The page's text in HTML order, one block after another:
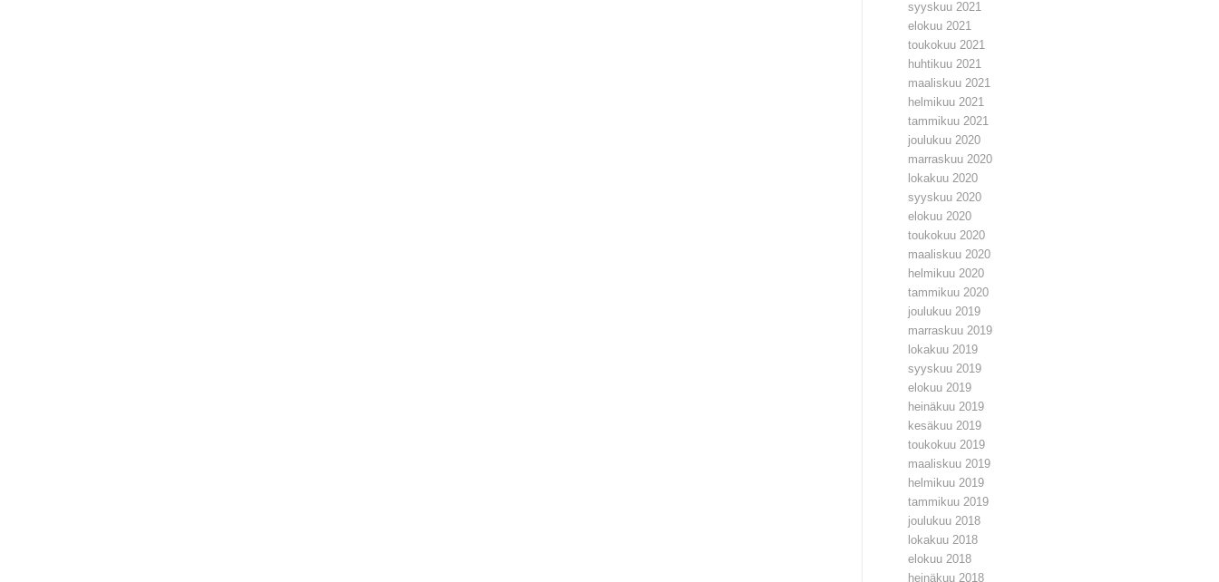
syyskuu 2021
elokuu 2021
toukokuu 2021
huhtikuu 2021
maaliskuu 2021
helmikuu 2021
tammikuu 2021
joulukuu 2020
marraskuu 2020
lokakuu 2020
syyskuu 2020
elokuu 2020
toukokuu 2020
maaliskuu 2020
helmikuu 2020
tammikuu 2020
joulukuu 2019
marraskuu 2019
lokakuu 2019
syyskuu 2019
elokuu 2019
heinäkuu 2019
kesäkuu 2019
toukokuu 2019
maaliskuu 2019
helmikuu 2019
tammikuu 2019
joulukuu 2018
lokakuu 2018
elokuu 2018
heinäkuu 2018